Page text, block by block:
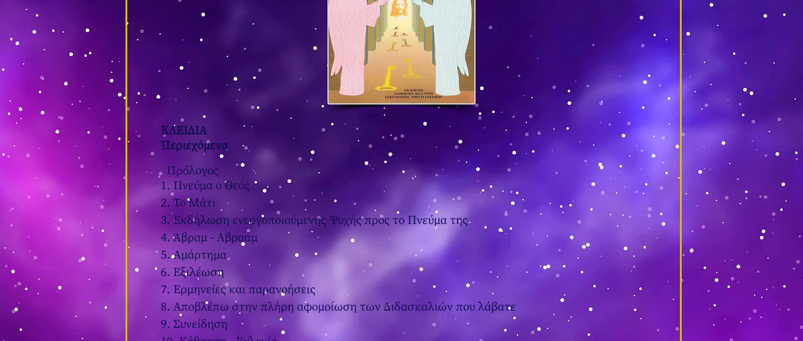
ΚΛΕΙΔΙΑ
Περιεχόμενα
Πρόλογος
1. Πνεύμα ο Θεός
2. Το Μάτι
3. Εκδήλωση ενεργοποιούμενης Ψυχής προς το Πνεύμα της
4. Άβραμ - Αβραάμ
5. Αμάρτημα
6. Εξιλέωση
7. Ερμηνείες και παρανοήσεις
8. Αποβλέπω στην πλήρη αφομοίωση των Διδασκαλιών που λάβατε
9. Συνείδηση